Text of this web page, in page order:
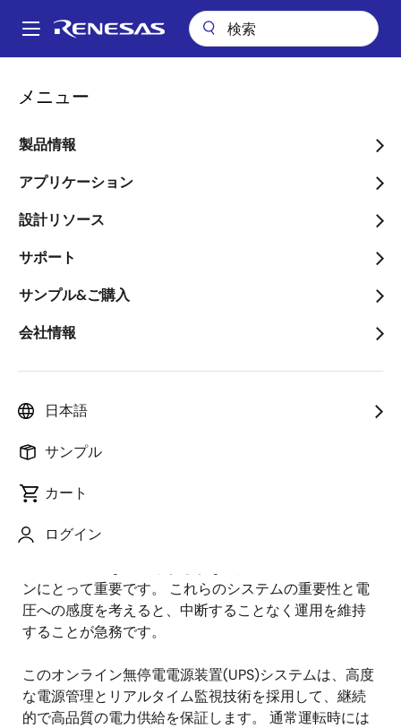
ン
Main
メニュー
製品情報
アプリケーション
設計リソース
サポート
サンプル&ご購入
会社情報
日本語
サンプル
カート
ログイン
パ
ン
く
ず
リアルタイム監視機能を備えた高効率オンライン無停電電源装置(UPS)
リアルタイム監視機能を備
えた高効率オンライン無停
電電源装置(UPS)
ページセクションへ移動：
概要
概
要
説明
明
信頼性の高い電源は、データセンタ、病院、産業オー
ンにとって重要です。 これらのシステムの重要性と電
圧への感度を考えると、中断することなく運用を維持
することが急務です。
このオンライン無停電電源装置(UPS)システムは、高度
な電源管理とリアルタイム監視技術を採用して、継続
的で高品質の電力供給を保証します。 通常運転時には